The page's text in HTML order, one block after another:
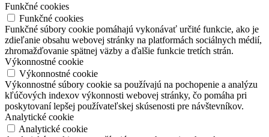
Funkčné cookies
Funkčné cookies
Funkčné súbory cookie pomáhajú vykonávať určité funkcie, ako je
zdieľanie obsahu webovej stránky na platformách sociálnych médií,
zhromažďovanie spätnej väzby a ďalšie funkcie tretích strán.
Výkonnostné cookie
Výkonnostné cookie
Výkonnostné súbory cookie sa používajú na pochopenie a analýzu
kľúčových indexov výkonnosti webovej stránky, čo pomáha pri
poskytovaní lepšej používateľskej skúsenosti pre návštevníkov.
Analytické cookie
Analytické cookie